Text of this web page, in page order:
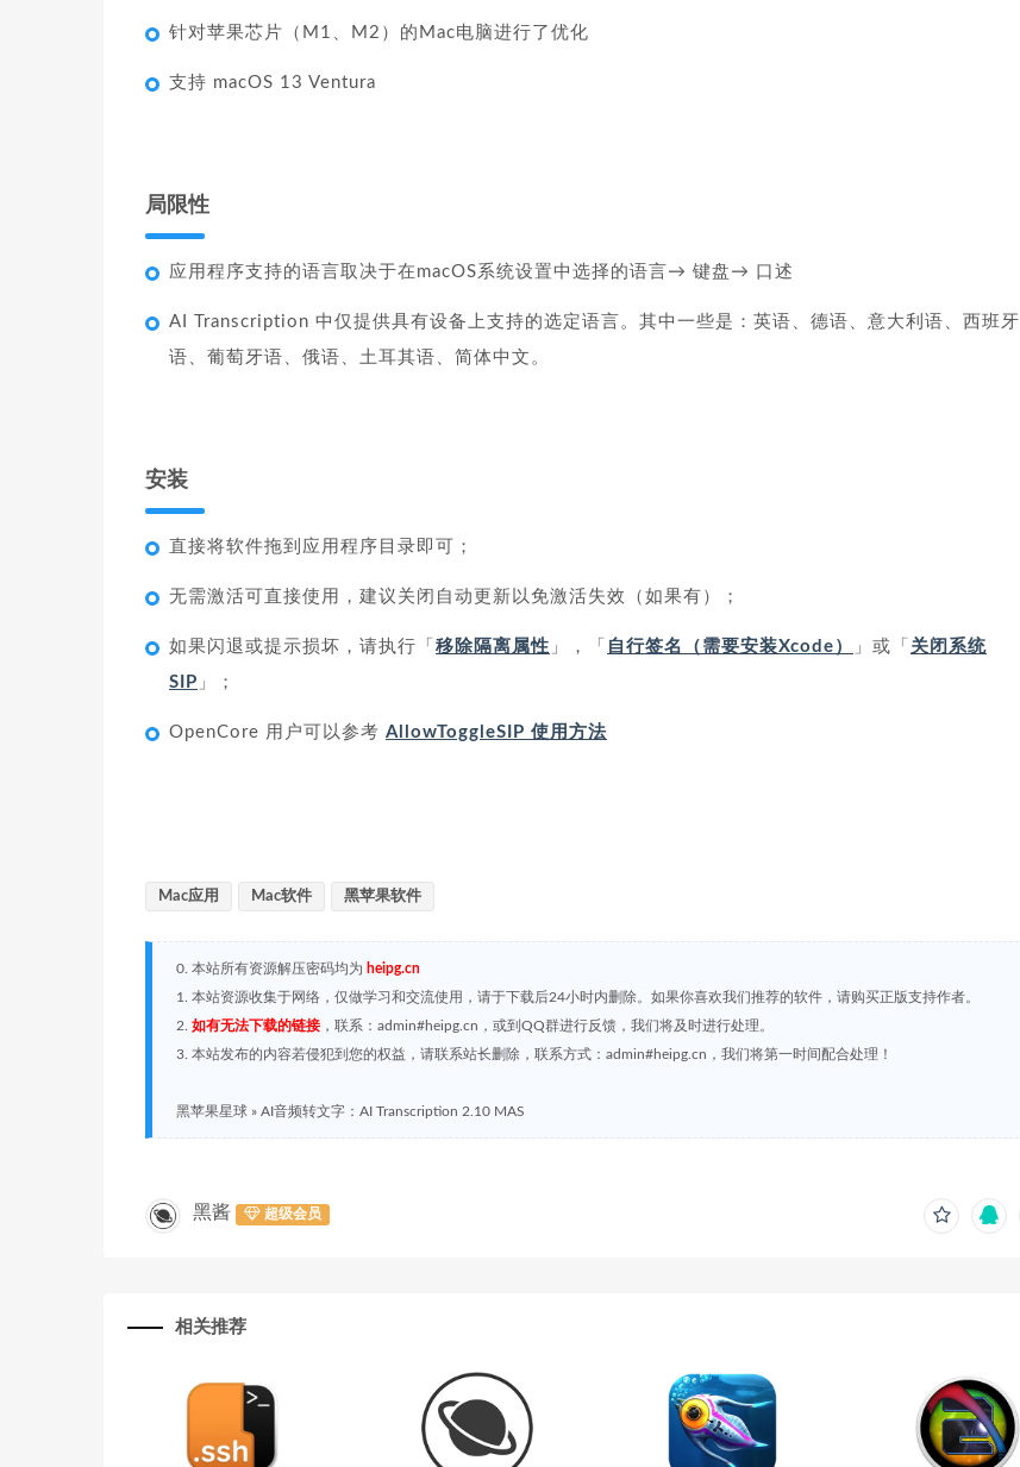
针对苹果芯片（M1、M2）的Mac电脑进行了优化
支持 macOS 13 Ventura
局限性
应用程序支持的语言取决于在macOS系统设置中选择的语言→ 键盘→ 口述
AI Transcription 中仅提供具有设备上支持的选定语言。其中一些是：英语、德语、意大利语、西班牙
语、葡萄牙语、俄语、土耳其语、简体中文。
安装
直接将软件拖到应用程序目录即可；
无需激活可直接使用，建议关闭自动更新以免激活失效（如果有）；
如果闪退或提示损坏，请执行「 移除隔离属性 」，「 自行签名（需要安装Xcode） 」或「 关闭系统
SIP 」；
OpenCore 用户可以参考 AllowToggleSIP 使用方法
Mac应用 Mac软件 黑苹果软件
0. 本站所有资源解压密码均为 heipg.cn
1. 本站资源收集于网络，仅做学习和交流使用，请于下载后24小时内删除。如果你喜欢我们推荐的软件，请购买正版支持作者。
2. 如有无法下载的链接，联系：admin#heipg.cn，或到QQ群进行反馈，我们将及时进行处理。
3. 本站发布的内容若侵犯到您的权益，请联系站长删除，联系方式：admin#heipg.cn，我们将第一时间配合处理！
黑苹果星球 » AI音频转文字：AI Transcription 2.10 MAS
黑酱 超级会员
相关推荐